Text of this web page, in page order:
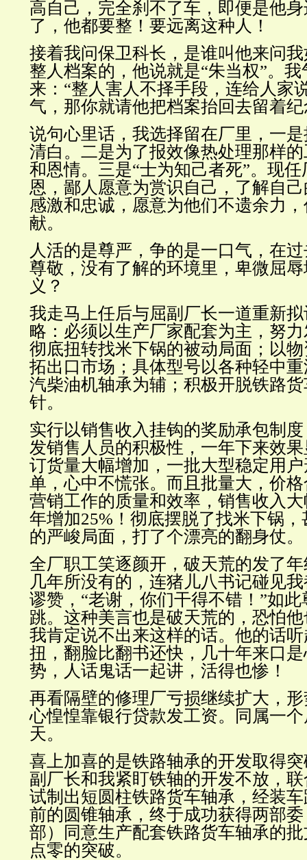
高自己，完全刹不了车，即便是他
了，他都要整！要远离这种人！
接着我问保卫科长，是谁叫他来问
整人档案的，他说就是“朱当权”。
来：“整人害人不择手段，连给人家
气，那你就请他把档案抬回去留着纪
说句心里话，我选择留在厂里，一
清白。二是为了报效像热处理那样
和恩情。三是“士为知己者死”。现
恩，鄙人愿意为赏识自己，了解自
感激和忠诚，愿意为他们不遗余力
献。
人活的是尊严，争的是一口气，在
尊敬，没有了解的环境里，卑微屈
义？
我走马上任后与屈副厂长一道重新
略：必须以生产厂家配套为主，努
彻底扭转找米下锅的被动局面；以
拓出口市场；具体型号以各种轻中
汽柴油机轴承为辅；积极开脱铁路
针。
实行以销售收入挂钩的奖励承包制
发销售人员的积极性，一年下来效
订货量大幅增加，一批大型稳定用
单，心中不慌张。而且批量大，价
营销工作的质量和效率，销售收入
年增加25%！彻底摆脱了找米下锅
的严峻局面，打了个漂亮的翻身仗。
全厂职工笑逐颜开，破天荒的发了
几年所没有的，连猪儿八书记碰见
谬赞，“老谢，你们干得不错！”如
跳。这种美言也是破天荒的，恐怕
我肯定说不出来这样的话。他的话
扭，翻脸比翻书还快，几十年来口
势，人话鬼话一起讲，活得也惨！
再看隔壁的修理厂亏损继续扩大，
心惶惶靠银行贷款发工资。同属一
天。
喜上加喜的是铁路轴承的开发取得
副厂长和我紧盯铁轴的开发不放，
试制出短圆柱铁路货车轴承，经装
前的圆锥轴承，终于成功获得两部
部）同意生产配套铁路货车轴承的
点零的突破。